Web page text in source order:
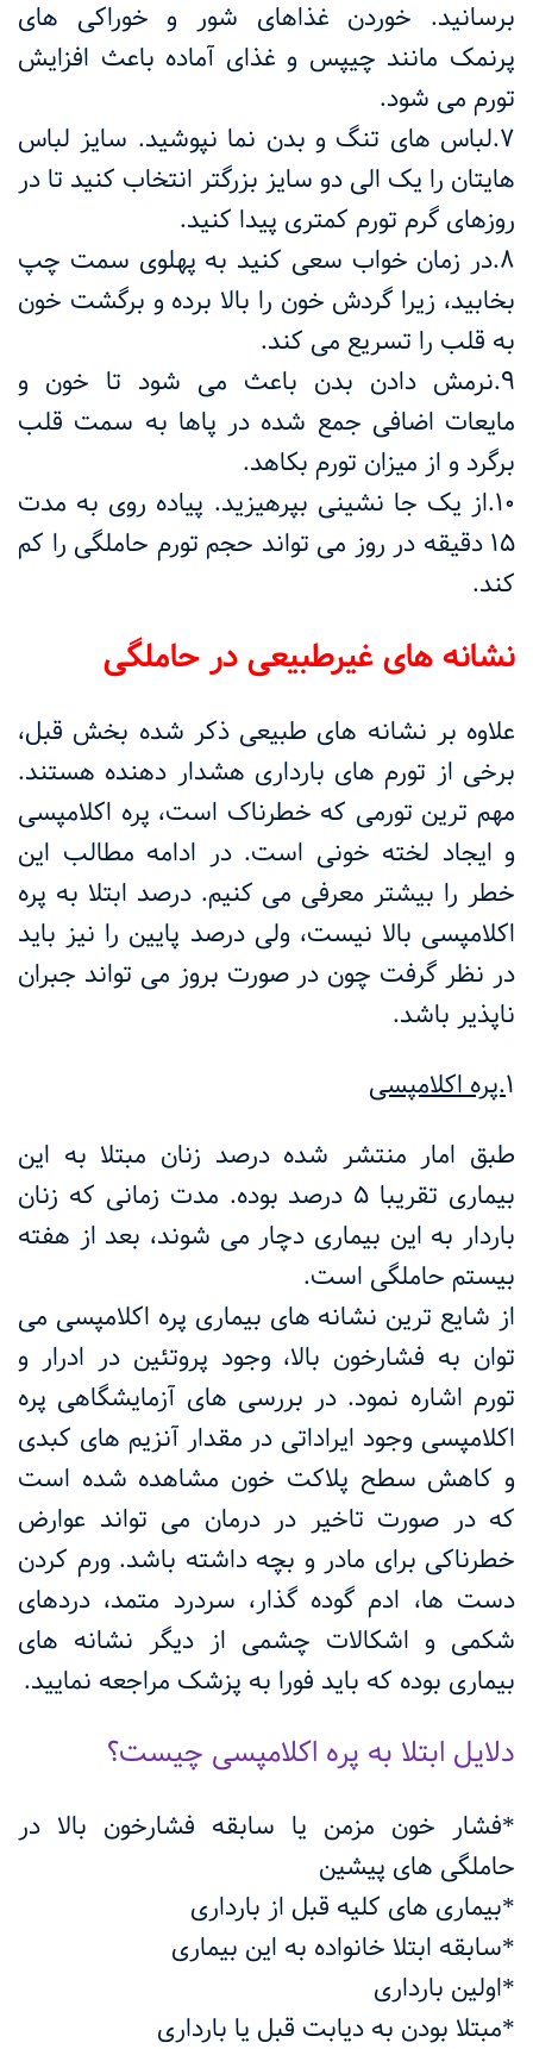
برسانید. خوردن غذاهای شور و خوراکی های
پرنمک مانند چیپس و غذای آماده باعث افزایش
تورم می شود.
7.لباس های تنگ و بدن نما نپوشید. سایز لباس
هایتان را یک الی دو سایز بزرگتر انتخاب کنید تا در
روزهای گرم تورم کمتری پیدا کنید.
8.در زمان خواب سعی کنید به پهلوی سمت چپ
بخابید، زیرا گردش خون را بالا برده و برگشت خون
به قلب را تسریع می کند.
9.نرمش دادن بدن باعث می شود تا خون و
مایعات اضافی جمع شده در پاها به سمت قلب
برگرد و از میزان تورم بکاهد.
10.از یک جا نشینی بپرهیزید. پیاده روی به مدت
15 دقیقه در روز می تواند حجم تورم حاملگی را کم
کند.
نشانه های غیرطبیعی در حاملگی
علاوه بر نشانه های طبیعی ذکر شده بخش قبل،
برخی از تورم های بارداری هشدار دهنده هستند.
مهم ترین تورمی که خطرناک است، پره اکلامپسی
و ایجاد لخته خونی است. در ادامه مطالب این
خطر را بیشتر معرفی می کنیم. درصد ابتلا به پره
اکلامپسی بالا نیست، ولی درصد پایین را نیز باید
در نظر گرفت چون در صورت بروز می تواند جبران
ناپذیر باشد.
1.پره اکلامپسی
طبق امار منتشر شده درصد زنان مبتلا به این
بیماری تقریبا 5 درصد بوده. مدت زمانی که زنان
باردار به این بیماری دچار می شوند، بعد از هفته
بیستم حاملگی است.
از شایع ترین نشانه های بیماری پره اکلامپسی می
توان به فشارخون بالا، وجود پروتئین در ادرار و
تورم اشاره نمود. در بررسی های آزمایشگاهی پره
اکلامپسی وجود ایراداتی در مقدار آنزیم های کبدی
و کاهش سطح پلاکت خون مشاهده شده است
که در صورت تاخیر در درمان می تواند عوارض
خطرناکی برای مادر و بچه داشته باشد. ورم کردن
دست ها، ادم گوده گذار، سردرد متمد، دردهای
شکمی و اشکالات چشمی از دیگر نشانه های
بیماری بوده که باید فورا به پزشک مراجعه نمایید.
دلایل ابتلا به پره اکلامپسی چیست؟
*فشار خون مزمن یا سابقه فشارخون بالا در
حاملگی های پیشین
*بیماری های کلیه قبل از بارداری
*سابقه ابتلا خانواده به این بیماری
*اولین بارداری
*مبتلا بودن به دیابت قبل یا بارداری